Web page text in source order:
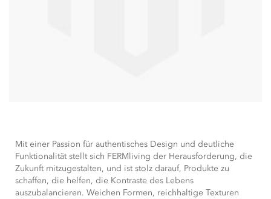
Mit einer Passion für authentisches Design und deutliche
Funktionalität stellt sich FERMliving der Herausforderung, die
Zukunft mitzugestalten, und ist stolz darauf, Produkte zu
schaffen, die helfen, die Kontraste des Lebens
auszubalancieren. Weichen Formen, reichhaltige Texturen